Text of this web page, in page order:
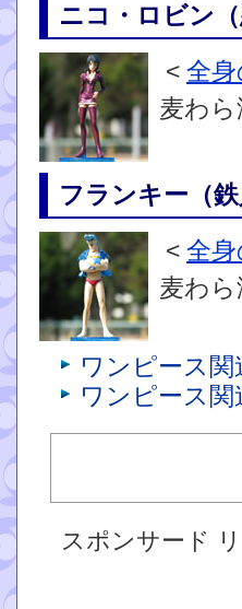
ニコ・ロビン
< 全
麦わら
フランキー（
< 全
麦わら
ワンピース
ワンピース
スポンサード